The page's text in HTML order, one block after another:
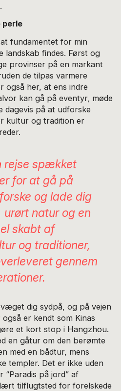
perle
fundamentet for min
landskab findes. Først og
provinser på en markant
de tilpas varmere
også her, at ens indre
kan gå på eventyr, møde
dagevis på at udforske
kultur og tradition er
rejse spækket
for at gå på
og lade dig
urørt natur og en
skabt af
og traditioner,
gennem
dig sydpå, og på vejen
er kendt som Kinas
et kort stop i Hangzhou.
en gåtur om den berømte
med en bådtur, mens
templer. Det er ikke uden
på jord” af
tilflugtsted for forelskede